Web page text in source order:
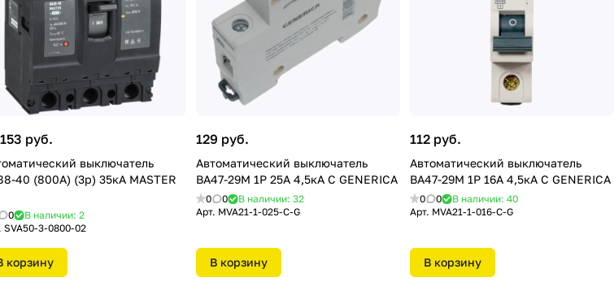
руб.
выключатель
40 (800А) (3р) 35кА MASTER
0
В наличии: 2
SVA50-3-0800-02
корзину
129 руб.
Автоматический выключатель
ВА47-29М 1P 25А 4,5кА C GENERICA
0 0
В наличии: 32
Арт. MVA21-1-025-C-G
В корзину
112 руб.
Автоматический выключатель
ВА47-29М 1P 16А 4,5кА C GENERICA
0 0
В наличии: 40
Арт. MVA21-1-016-C-G
В корзину